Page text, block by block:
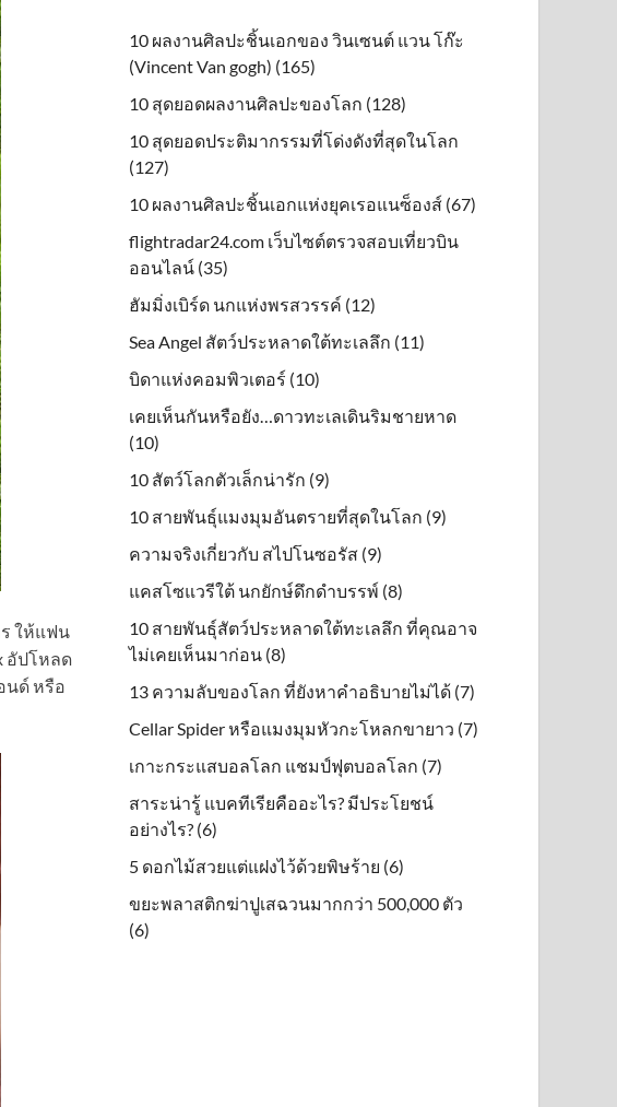
ให้แฟน
อัปโหลด
นด์ หรือ
10 ผลงานศิลปะชิ้นเอกของ วินเซนต์ แวน โก๊ะ
(Vincent Van gogh) (165)
10 สุดยอดผลงานศิลปะของโลก (128)
10 สุดยอดประติมากรรมที่โด่งดังที่สุดในโลก
(127)
10 ผลงานศิลปะชิ้นเอกแห่งยุคเรอแนซ็องส์ (67)
flightradar24.com เว็บไซต์ตรวจสอบเที่ยวบิน
ออนไลน์ (35)
ฮัมมิ่งเบิร์ด นกแห่งพรสวรรค์ (12)
Sea Angel สัตว์ประหลาดใต้ทะเลลึก (11)
บิดาแห่งคอมพิวเตอร์ (10)
เคยเห็นกันหรือยัง…ดาวทะเลเดินริมชายหาด
(10)
10 สัตว์โลกตัวเล็กน่ารัก (9)
10 สายพันธุ์แมงมุมอันตรายที่สุดในโลก (9)
ความจริงเกี่ยวกับ สไปโนซอรัส (9)
แคสโซแวรีใต้ นกยักษ์ดึกดําบรรพ์ (8)
10 สายพันธุ์สัตว์ประหลาดใต้ทะเลลึก ที่คุณอาจ
ไม่เคยเห็นมาก่อน (8)
13 ความลับของโลก ที่ยังหาคำอธิบายไม่ได้ (7)
Cellar Spider หรือแมงมุมหัวกะโหลกขายาว (7)
เกาะกระแสบอลโลก แชมป์ฟุตบอลโลก (7)
สาระน่ารู้ แบคทีเรียคืออะไร? มีประโยชน์
อย่างไร? (6)
5 ดอกไม้สวยแต่แฝงไว้ด้วยพิษร้าย (6)
ขยะพลาสติกฆ่าปูเสฉวนมากกว่า 500,000 ตัว
(6)